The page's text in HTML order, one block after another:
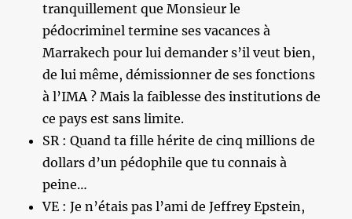
tranquillement que Monsieur le
pédocriminel termine ses vacances à
Marrakech pour lui demander s’il veut bien,
de lui même, démissionner de ses fonctions
à l’IMA ? Mais la faiblesse des institutions de
ce pays est sans limite.
SR : Quand ta fille hérite de cinq millions de
dollars d’un pédophile que tu connais à
peine…
VE : Je n’étais pas l’ami de Jeffrey Epstein,